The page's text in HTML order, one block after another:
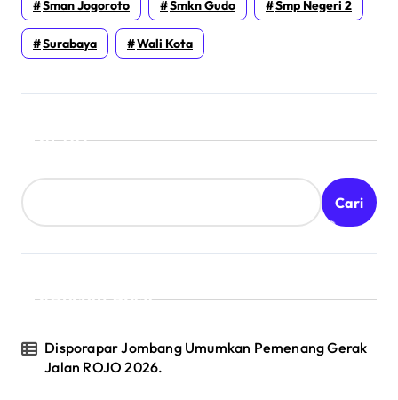
Sman Jogoroto Smkn Gudo Smp Negeri 2
Surabaya Wali Kota
Cari
Cari
Recent Posts
Disporapar Jombang Umumkan Pemenang Gerak
Jalan ROJO 2026.